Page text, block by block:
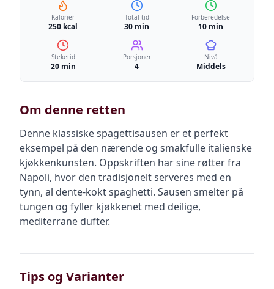
Kalorier
250 kcal
Total tid
30 min
Forberedelse
10 min
Steketid
20 min
Porsjoner
4
Nivå
Middels
Om denne retten
Denne klassiske spagettisausen er et perfekt
eksempel på den nærende og smakfulle italienske
kjøkkenkunsten. Oppskriften har sine røtter fra
Napoli, hvor den tradisjonelt serveres med en
tynn, al dente-kokt spaghetti. Sausen smelter på
tungen og fyller kjøkkenet med deilige,
mediterrane dufter.
Tips og Varianter